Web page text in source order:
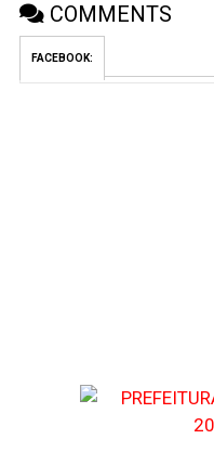
COMMENTS
FACEBOOK: